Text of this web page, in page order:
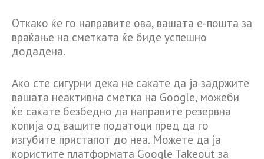
Откако ќе го направите ова, вашата е-пошта за
враќање на сметката ќе биде успешно
додадена.
Ако сте сигурни дека не сакате да ја задржите
вашата неактивна сметка на Google, можеби
ќе сакате безбедно да направите резервна
копија од вашите податоци пред да го
изгубите пристапот до неа. Можете да ја
користите платформата Google Takeout за